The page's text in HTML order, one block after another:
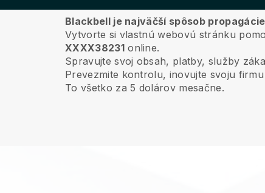
Blackbell je najväčší spôsob
Vytvorte si vlastnú webovú stránku
XXXX38231online.
Spravujte svoj obsah, platby, služby
Prevezmite kontrolu, inovujte svoju
To všetko za 5 dolárov mesačne.